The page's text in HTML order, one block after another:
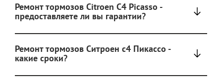
Ремонт тормозов Citroen C4 Picasso -
предоставляете ли вы гарантии?
Ремонт тормозов Ситроен с4 Пикассо -
какие сроки?